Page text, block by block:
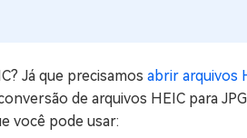
Já que precisamos abrir arquivos
de arquivos HEIC para
você pode usar: